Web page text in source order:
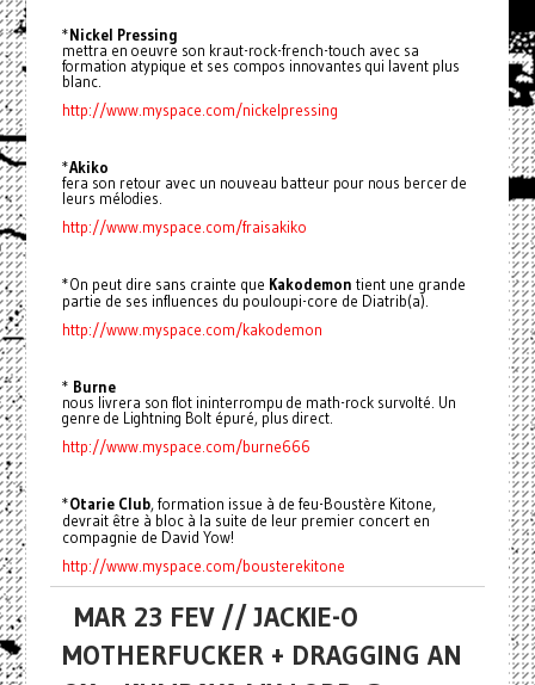
*Nickel Pressing
mettra en oeuvre son kraut-rock-french-touch avec sa
formation atypique et ses compos innovantes qui lavent plus
blanc.
http://www.myspace.com/nickelpressing
*Akiko
fera son retour avec un nouveau batteur pour nous bercer de
leurs mélodies.
http://www.myspace.com/fraisakiko
*On peut dire sans crainte que Kakodemon tient une grande
partie de ses influences du pouloupi-core de Diatrib(a).
http://www.myspace.com/kakodemon
* Burne
nous livrera son flot ininterrompu de math-rock survolté. Un
genre de Lightning Bolt épuré, plus direct.
http://www.myspace.com/burne666
*Otarie Club, formation issue à de feu-Boustère Kitone,
devrait être à bloc à la suite de leur premier concert en
compagnie de David Yow!
http://www.myspace.com/bousterekitone
MAR 23 FEV // JACKIE-O
MOTHERFUCKER + DRAGGING AN